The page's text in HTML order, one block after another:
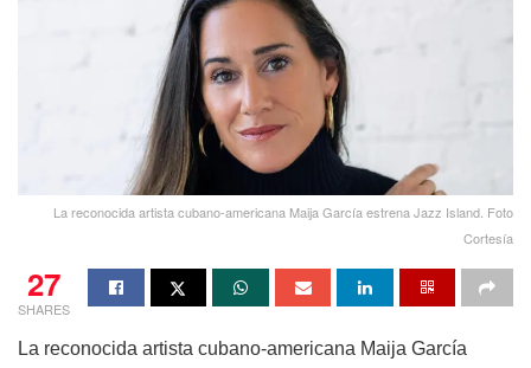
La reconocida artista cubano-americana Maija García estrena Jazz Island. Foto
Cortesía
27
SHARES
La reconocida artista cubano-americana Maija García